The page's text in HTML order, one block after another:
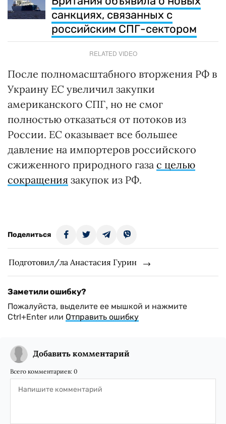
санкциях, связанных с
российским СПГ-сектором
RELATED VIDEO
После полномасштабного вторжения РФ в
Украину ЕС увеличил закупки
американского СПГ, но не смог
полностью отказаться от потоков из
России. ЕС оказывает все большее
давление на импортеров российского
сжиженного природного газа с целью
сокращения закупок из РФ.
Поделиться
Подготовил/ла Анастасия Гурин
Заметили ошибку?
Пожалуйста, выделите ее мышкой и нажмите
Ctrl+Enter или Отправить ошибку
Добавить комментарий
Всего комментариев: 0